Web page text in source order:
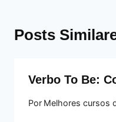
Posts
Verbo To Be:
Por Melhores cursos